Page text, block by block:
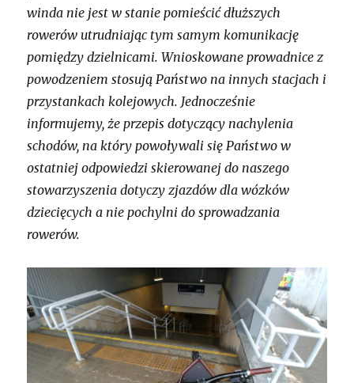
winda nie jest w stanie pomieścić dłuższych
rowerów utrudniając tym samym komunikację
pomiędzy dzielnicami. Wnioskowane prowadnice z
powodzeniem stosują Państwo na innych stacjach i
przystankach kolejowych. Jednocześnie
informujemy, że przepis dotyczący nachylenia
schodów, na który powoływali się Państwo w
ostatniej odpowiedzi skierowanej do naszego
stowarzyszenia dotyczy zjazdów dla wózków
dziecięcych a nie pochylni do sprowadzania
rowerów.